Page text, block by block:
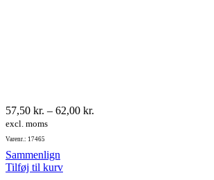
57,50 kr. – 62,00 kr.
excl. moms
Varenr.: 17465
Sammenlign
Tilføj til kurv